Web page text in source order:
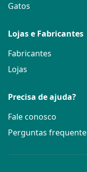
Gatos
Lojas e Fabricantes
Fabricantes
Lojas
Precisa de ajuda?
Fale conosco
Perguntas